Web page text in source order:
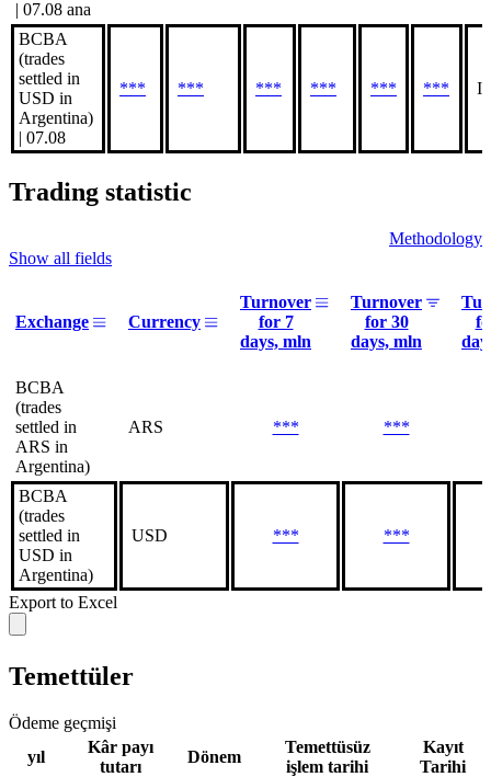
| 07.08 ana
BCBA
(trades
settled in
USD in
Argentina)
| 07.08
*** *** *** *** *** ***
Trading statistic
Methodology
Show all fields
Exchange Currency
Turnover
for 7
days, mln
Turnover
for 30
days, mln
BCBA
(trades
settled in
ARS in
Argentina)
ARS *** ***
BCBA
(trades
settled in
USD in
Argentina)
USD *** ***
Export to Excel
Temettüler
Ödeme geçmişi
yıl
Kâr payı
tutarı
Dönem
Temettüsüz
işlem tarihi
Kayıt
Tarihi